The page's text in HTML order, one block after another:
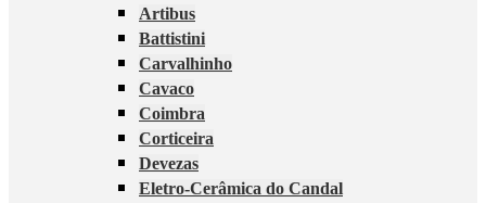
Artibus
Battistini
Carvalhinho
Cavaco
Coimbra
Corticeira
Devezas
Eletro-Cerâmica do Candal